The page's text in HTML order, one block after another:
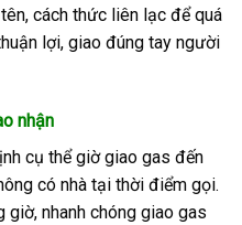
cách thức liên lạc để quá
lợi, giao đúng tay người
nhận
cụ thể giờ giao gas đến
có nhà tại thời điểm gọi.
giờ, nhanh chóng giao gas